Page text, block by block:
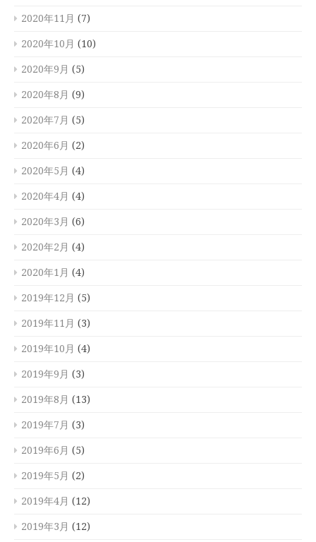
2020年11月 (7)
2020年10月 (10)
2020年9月 (5)
2020年8月 (9)
2020年7月 (5)
2020年6月 (2)
2020年5月 (4)
2020年4月 (4)
2020年3月 (6)
2020年2月 (4)
2020年1月 (4)
2019年12月 (5)
2019年11月 (3)
2019年10月 (4)
2019年9月 (3)
2019年8月 (13)
2019年7月 (3)
2019年6月 (5)
2019年5月 (2)
2019年4月 (12)
2019年3月 (12)